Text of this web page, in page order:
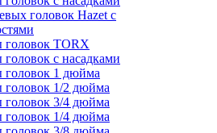
головок Hazet с
головок TORX
с насадками
головок 1 дюйма
головок 1/2 дюйма
головок 3/4 дюйма
головок 1/4 дюйма